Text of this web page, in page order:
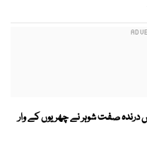
صفت شوہر نے چھریوں کے وار